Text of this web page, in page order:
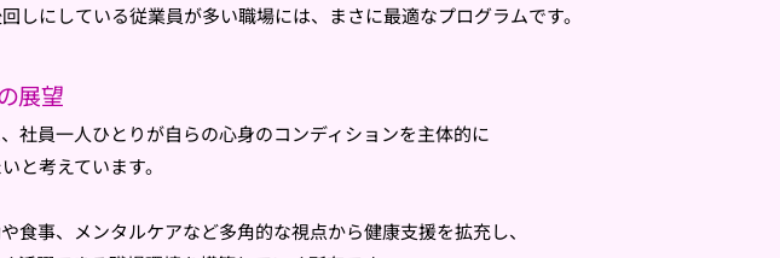
しにしている従業員が多い職場には、まさに最適なプログラムです。
展望
社員一人ひとりが自らの心身のコンディションを主体的に
と考えています。
食事、
メンタルケアなど多角的な視点から健康支援を拡充し、